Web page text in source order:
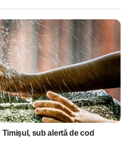
sub alertă de cod